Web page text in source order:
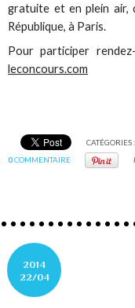
gratuite et en plein air,
République, à Paris.
Pour participer
leconcours.com
CATÉGORIES :
0COMMENTAIRE
2014
22/04